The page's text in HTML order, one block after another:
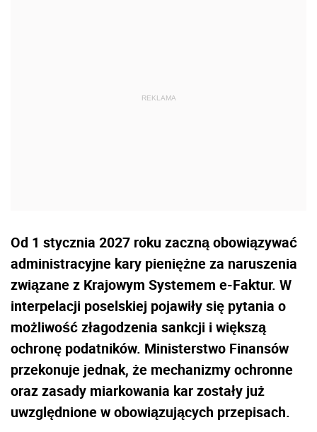
Od 1 stycznia 2027 roku zaczną obowiązywać
administracyjne kary pieniężne za naruszenia
związane z Krajowym Systemem e-Faktur. W
interpelacji poselskiej pojawiły się pytania o
możliwość złagodzenia sankcji i większą
ochronę podatników. Ministerstwo Finansów
przekonuje jednak, że mechanizmy ochronne
oraz zasady miarkowania kar zostały już
uwzględnione w obowiązujących przepisach.